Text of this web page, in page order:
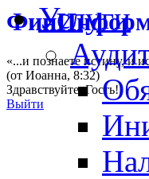
«...и познаете истину, и
(от Иоанна, 8:32)
Здравствуйте,Гость!
Выйти
Услуги